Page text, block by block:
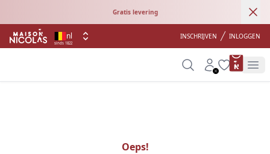
Gratis levering
sinds 1822
nl INSCHRIJVEN INLOGGEN
SearchAccount
Wishlist
Oeps!